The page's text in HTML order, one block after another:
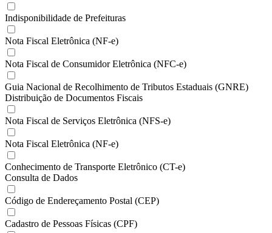
Indisponibilidade de Prefeituras
Nota Fiscal Eletrônica (NF-e)
Nota Fiscal de Consumidor Eletrônica (NFC-e)
Guia Nacional de Recolhimento de Tributos Estaduais (GNRE)
Distribuição de Documentos Fiscais
Nota Fiscal de Serviços Eletrônica (NFS-e)
Nota Fiscal Eletrônica (NF-e)
Conhecimento de Transporte Eletrônico (CT-e)
Consulta de Dados
Código de Endereçamento Postal (CEP)
Cadastro de Pessoas Físicas (CPF)